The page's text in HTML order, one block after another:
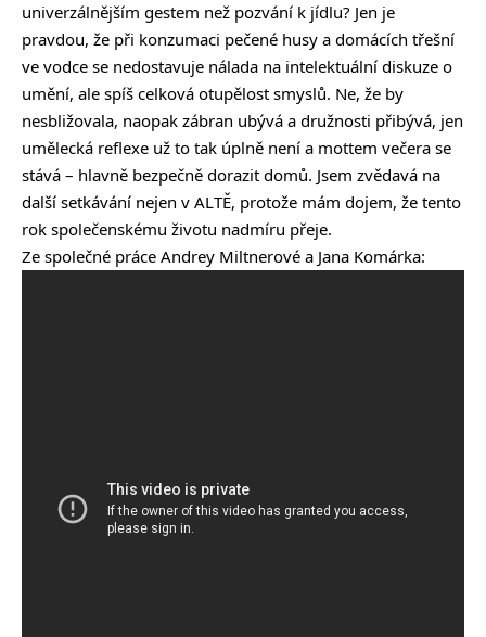
univerzálnějším gestem než pozvání k jídlu? Jen je
pravdou, že při konzumaci pečené husy a domácích třešní
ve vodce se nedostavuje nálada na intelektuální diskuze o
umění, ale spíš celková otupělost smyslů. Ne, že by
nesbližovala, naopak zábran ubývá a družnosti přibývá, jen
umělecká reflexe už to tak úplně není a mottem večera se
stává – hlavně bezpečně dorazit domů. Jsem zvědavá na
další setkávání nejen v ALTĚ, protože mám dojem, že tento
rok společenskému životu nadmíru přeje.
Ze společné práce Andrey Miltnerové a Jana Komárka: